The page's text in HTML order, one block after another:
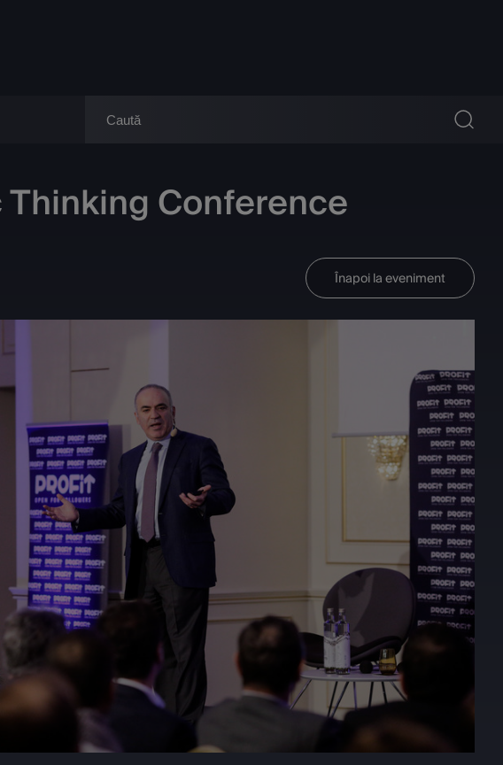
Thinking Conference
Înapoi la eveniment